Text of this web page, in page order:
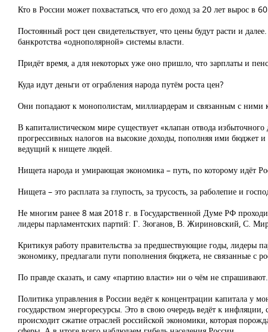
Кто в России может похвастаться, что его доход за 20 лет вырос в
Постоянный рост цен свидетельствует, что цены будут расти и
банкротства «однополярной» системы власти.
Придёт время, а для некоторых уже оно пришло, что зарплаты и
Куда идут деньги от ограбления народа путём роста цен?
Они попадают к монополистам, миллиардерам и связанным с ними
В капиталистическом мире существует «клапан отвода
прогрессивных налогов на высокие доходы, пополняя ими бюджет и
ведущий к нищете людей.
Нищета народа и умирающая экономика – путь, по которому идёт
Нищета – это расплата за глупость, за трусость, за раболепие и
Не многим ранее 8 мая 2018 г. в Государственной Думе РФ
лидеры парламентских партий: Г. Зюганов, В. Жириновский, С.
Критикуя работу правительства за предшествующие годы, лидеры
экономику, предлагали пути пополнения бюджета, не связанные с
По правде сказать, и саму «партию власти» ни о чём не
Политика управления в России ведёт к концентрации капитала у
государством энергоресурсы. Это в свою очередь ведёт к
происходит сжатие отраслей российской экономики, которая